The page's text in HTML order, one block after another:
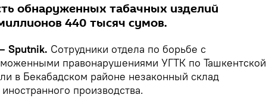
обнаруженных табачных изделий
440 тысяч сумов.
Sputnik. Сотрудники отдела по борьбе с
правонарушениями УГТК по Ташкентской
в Бекабадском районе незаконный склад
производства.